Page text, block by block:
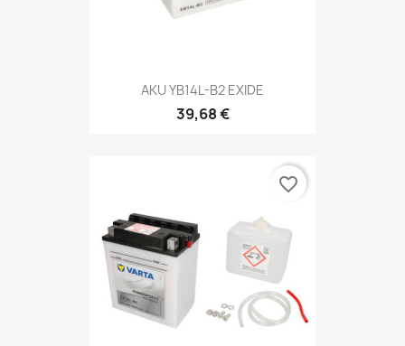
AKU YB14L-B2 EXIDE
39,68 €
favorite_border